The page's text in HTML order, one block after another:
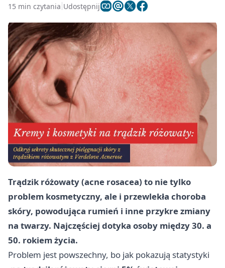
15 min czytania Udostępnij
Trądzik różowaty (acne rosacea) to nie tylko
problem kosmetyczny, ale i przewlekła choroba
skóry, powodująca rumień i inne przykre zmiany
na twarzy. Najczęściej dotyka osoby między 30. a
50. rokiem życia.
Problem jest powszechny, bo jak pokazują statystyki